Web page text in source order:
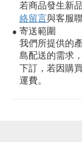
若商品發生新
絡留言與客服聯
● 寄送範圍
我們所提供的
島配送的需求
下訂，若因購
運費。